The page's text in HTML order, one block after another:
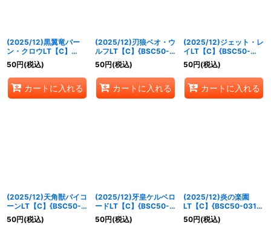
(2025/12)黒翼竜バー
ン・クロウLT【C】
{BSC50-021}《紫》
50円(税込)
カートに入れる
(2025/12)刃狼ベオ・ウ
ルフLT【C】{BSC50-
023}《緑》
50円(税込)
カートに入れる
(2025/12)ジェット・レ
イLT【C】{BSC50-
024}《白》
50円(税込)
カートに入れる
(2025/12)天角獣バイコ
ーンLT【C】{BSC50-
028}《黄》
50円(税込)
(2025/12)牙皇ケルベロ
ードLT【C】{BSC50-
029}《青》
50円(税込)
(2025/12)炎の楽園
LT【C】{BSC50-031}
《赤》
50円(税込)